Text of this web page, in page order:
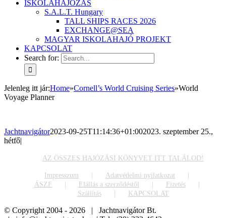
ISKOLAHAJÓZÁS
S.A.L.T. Hungary
TALL SHIPS RACES 2026
EXCHANGE@SEA
MAGYAR ISKOLAHAJÓ PROJEKT
KAPCSOLAT
Search for:
Jelenleg itt jár:Home»Cornell’s World Cruising Series»World
Voyage Planner
Jachtnavigátor2023-09-25T11:14:36+01:002023. szeptember 25.,
hétfő|
AZ ÖSSZES HAJÓZÁSI KÖNYVET ITT TALÁLOD!
Impresszum
Adatvédelmi nyilatkozat
ÁSZF
Elállás a szerződéstől
Fizetés
Szállítás
KAPCSOLAT
© Copyright 2004 - 2026 | Jachtnavigátor Bt.